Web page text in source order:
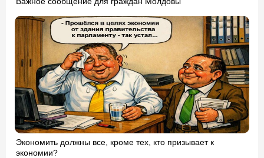
Экономить должны все, кроме тех, кто призывает к
экономии?